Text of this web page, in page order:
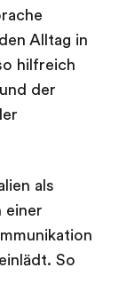
Alltag in
hilfreich
der
als
einer
So